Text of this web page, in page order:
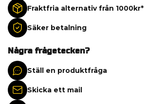
Fraktfria alternativ från 1000kr*
Säker betalning
Några frågetecken?
Ställ en produktfråga
Skicka ett mail